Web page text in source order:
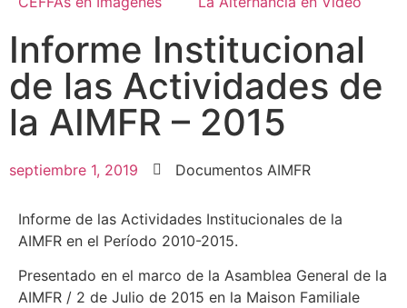
Informe Institucional
de las Actividades de
la AIMFR – 2015
septiembre 1, 2019 Documentos AIMFR
Informe de las Actividades Institucionales de la
AIMFR en el Período 2010-2015.
Presentado en el marco de la Asamblea General de la
AIMFR / 2 de Julio de 2015 en la Maison Familiale